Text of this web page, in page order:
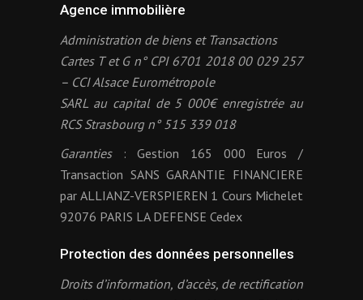
Agence immobilière
Administration de biens et Transactions
Cartes T et G n° CPI 6701 2018 00 029 257
– CCI Alsace Eurométropole
SARL au capital de 5 000€ enregistrée au
RCS Strasbourg n° 515 339 018
Garanties: Gestion 165 000 Euros /
Transaction SANS GARANTIE FINANCIERE
par ALLIANZ-VERSPIEREN 1 Cours Michelet
92076 PARIS LA DEFENSE Cedex
Protection des données personnelles
Droits d’information, d’accès, de rectification